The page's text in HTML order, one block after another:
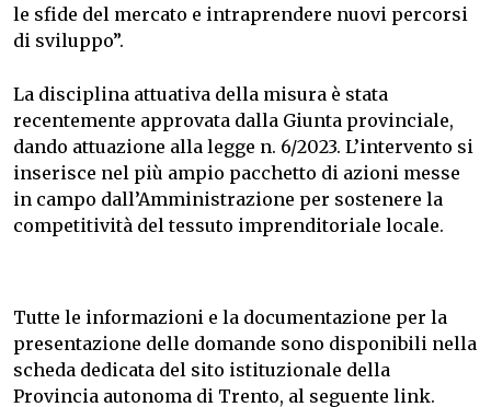
le sfide del mercato e intraprendere nuovi percorsi
di sviluppo”.
La disciplina attuativa della misura è stata
recentemente approvata dalla Giunta provinciale,
dando attuazione alla legge n. 6/2023. L’intervento si
inserisce nel più ampio pacchetto di azioni messe
in campo dall’Amministrazione per sostenere la
competitività del tessuto imprenditoriale locale.
Tutte le informazioni e la documentazione per la
presentazione delle domande sono disponibili nella
scheda dedicata del sito istituzionale della
Provincia autonoma di Trento, al seguente link.